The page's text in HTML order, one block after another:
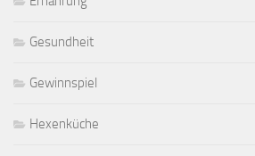
Gesundheit
Gewinnspiel
Hexenküche